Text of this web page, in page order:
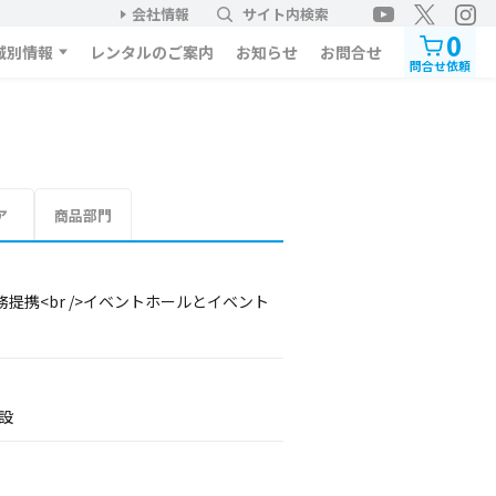
会社情報 サイト内検索
別情報 レンタルのご案内 お知らせ お問合せ 0
問合せ依頼
商品部門
携<br />イベントホールとイベント